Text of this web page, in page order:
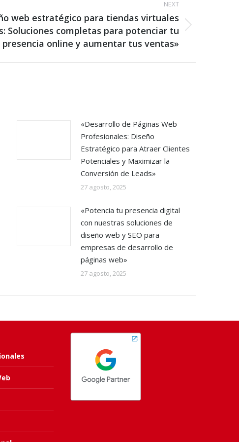
NEXT
web estratégico para tiendas virtuales
Soluciones completas para potenciar tu
presencia online y aumentar tus ventas»
«Desarrollo de Páginas Web
Profesionales: Diseño
Estratégico para Atraer Clientes
Potenciales y Maximizar la
Conversión de Leads»
27 agosto, 2025
«Potencia tu presencia digital
con nuestras soluciones de
diseño web y SEO para
empresas de desarrollo de
páginas web»
27 agosto, 2025